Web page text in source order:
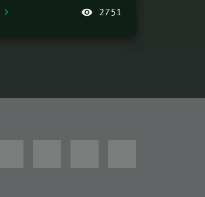
2751